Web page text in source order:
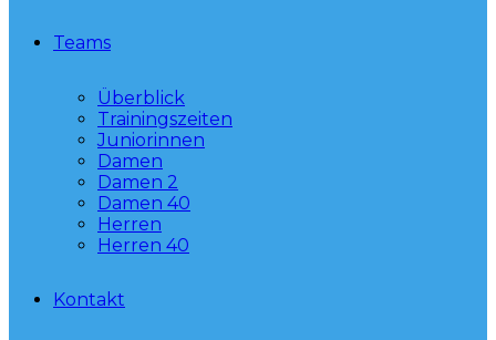
Teams
Überblick
Trainingszeiten
Juniorinnen
Damen
Damen 2
Damen 40
Herren
Herren 40
Kontakt